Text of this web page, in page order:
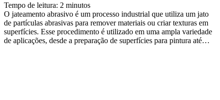
Tempo de leitura: 2 minutos
O jateamento abrasivo é um processo industrial que utiliza um jato
de partículas abrasivas para remover materiais ou criar texturas em
superfícies. Esse procedimento é utilizado em uma ampla variedade
de aplicações, desde a preparação de superfícies para pintura até…